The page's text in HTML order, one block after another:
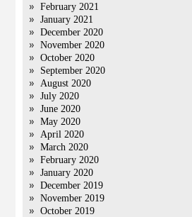
February 2021
January 2021
December 2020
November 2020
October 2020
September 2020
August 2020
July 2020
June 2020
May 2020
April 2020
March 2020
February 2020
January 2020
December 2019
November 2019
October 2019